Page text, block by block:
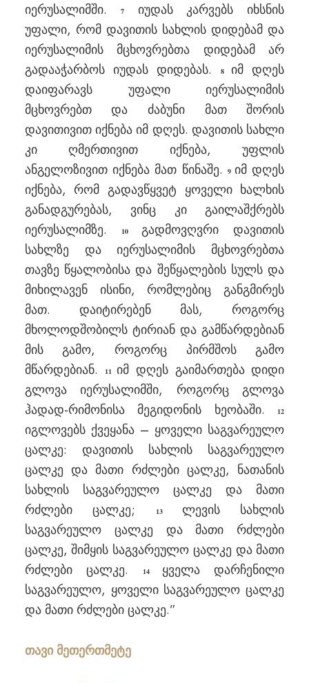
იერუსალიმში.
7იუდას კარვებს იხსნის
უფალი, რომ დავითის სახლის დიდებამ და
იერუსალიმის მცხოვრებთა დიდებამ არ
გადააჭარბოს იუდას დიდებას.
8 იმ დღეს
დაიფარავს უფალი იერუსალიმის
მცხოვრებთ და ძაბუნი მათ შორის
დავითივით იქნება იმ დღეს. დავითის სახლი
კი ღმერთივით იქნება, უფლის
ანგელოზივით იქნება მათ წინაშე.
9 იმ დღეს
იქნება, რომ გადავწყვეტ ყოველი ხალხის
განადგურებას, ვინც კი გაილაშქრებს
იერუსალიმზე.
10გადმოვღვრი დავითის
სახლზე და იერუსალიმის მცხოვრებთა
თავზე წყალობისა და შეწყალების სულს და
მიხილავენ ისინი, რომლებიც განგმირეს
მათ. დაიტირებენ მას, როგორც
მხოლოდშობილს ტირიან და გამწარდებიან
მის გამო, როგორც პირმშოს გამო
მწარდებიან.
11 იმ დღეს გაიმართება დიდი
გლოვა იერუსალიმში, როგორც გლოვა
ჰადად-რიმონისა მეგიდონის ხეობაში.
12
იგლოვებს ქვეყანა – ყოველი საგვარეულო
ცალკე: დავითის სახლის საგვარეულო
ცალკე და მათი რძლები ცალკე, ნათანის
სახლის საგვარეულო ცალკე და მათი
რძლები ცალკე;
13
ლევის სახლის
საგვარეულო ცალკე და მათი რძლები
ცალკე, შიმყის საგვარეულო ცალკე და მათი
რძლები ცალკე.
14 ყველა დარჩენილი
საგვარეულო, ყოველი საგვარეულო ცალკე
და მათი რძლები ცალკე.”
თავი მეთერთმეტე